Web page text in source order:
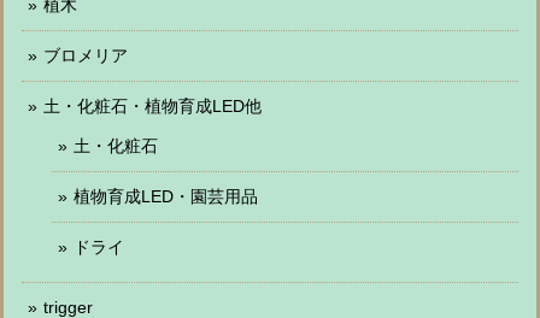
植木
ブロメリア
土・化粧石・植物育成LED他
土・化粧石
植物育成LED・園芸用品
ドライ
trigger